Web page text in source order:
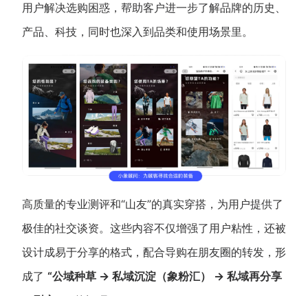
用户解决选购困惑，帮助客户进一步了解品牌的历史、
产品、科技，同时也深入到品类和使用场景里。
高质量的专业测评和“山友”的真实穿搭，为用户提供了
极佳的社交谈资。这些内容不仅增强了用户粘性，还被
设计成易于分享的格式，配合导购在朋友圈的转发，形
成了 “公域种草 -> 私域沉淀（象粉汇） -> 私域再分享